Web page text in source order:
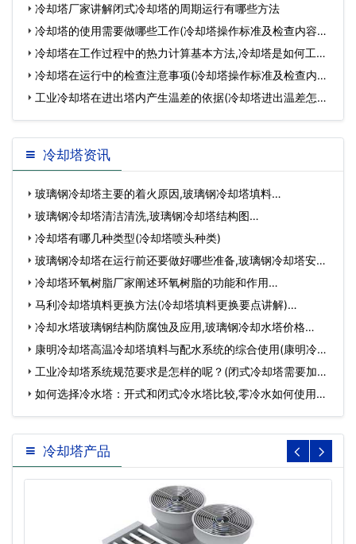
冷却塔厂家讲解闭式冷却塔的周期运行有哪些方法
冷却塔的使用需要做哪些工作(冷却塔操作标准及检查内容是
什 冷却塔在工作过程中的热力计算基本方法,冷却塔是如何工作
的 冷却塔在运行中的检查注意事项(冷却塔操作标准及检查内容
是 工业冷却塔在进出塔内产生温差的依据(冷却塔进出温差怎么
解
冷却塔资讯
玻璃钢冷却塔主要的着火原因,玻璃钢冷却塔填料…
玻璃钢冷却塔清洁清洗,玻璃钢冷却塔结构图…
冷却塔有哪几种类型(冷却塔喷头种类)
玻璃钢冷却塔在运行前还要做好哪些准备,玻璃钢冷却塔安装
施…冷却塔环氧树脂厂家阐述环氧树脂的功能和作用…
马利冷却塔填料更换方法(冷却塔填料更换要点讲解)…
冷却水塔玻璃钢结构防腐蚀及应用,玻璃钢冷却水塔价格…
康明冷却塔高温冷却塔填料与配水系统的综合使用(康明冷却
塔…工业冷却塔系统规范要求是怎样的呢？(闭式冷却塔需要加药
么)…
如何选择冷水塔：开式和闭式冷水塔比较,零冷水如何使用…
冷却塔产品